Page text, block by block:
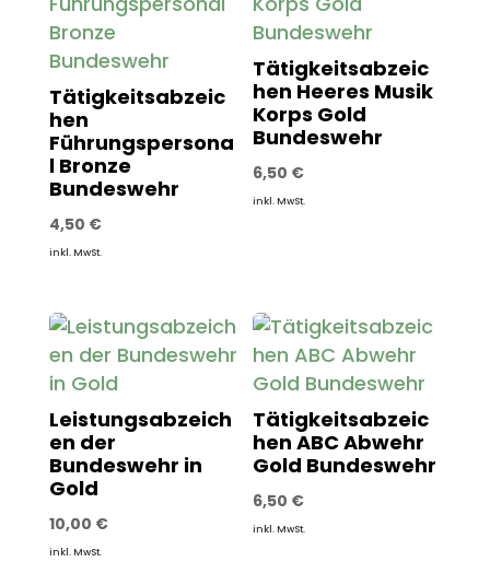
Tätigkeitsabzeic
hen
Führungspersona
l Bronze
Bundeswehr
4,50 €
inkl. MwSt.
Tätigkeitsabzeic
hen Heeres Musik
Korps Gold
Bundeswehr
6,50 €
inkl. MwSt.
Leistungsabzeich
en der
Bundeswehr in
Gold
10,00 €
inkl. MwSt.
Tätigkeitsabzeic
hen ABC Abwehr
Gold Bundeswehr
6,50 €
inkl. MwSt.